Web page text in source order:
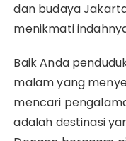
dan budaya
menikmati
Baik Anda
malam yang
mencari
adalah destinasi